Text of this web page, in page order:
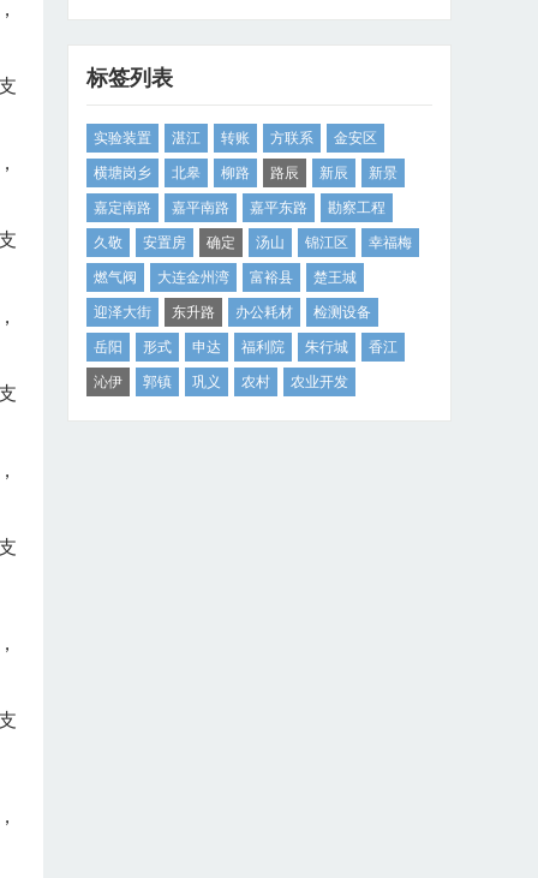
标签列表
实验装置 湛江 转账 方联系 金安区
横塘岗乡 北皋 柳路 路辰 新辰 新景
嘉定南路 嘉平南路 嘉平东路 勘察工程
久敬 安置房 确定 汤山 锦江区 幸福梅
燃气阀 大连金州湾 富裕县 楚王城
迎泽大街 东升路 办公耗材 检测设备
岳阳 形式 申达 福利院 朱行城 香江
沁伊 郭镇 巩义 农村 农业开发